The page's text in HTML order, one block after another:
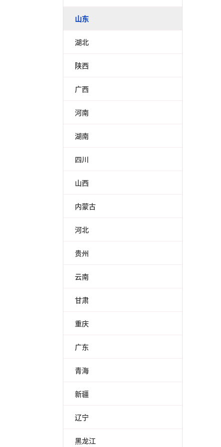
山东
湖北
陕西
广西
河南
湖南
四川
山西
内蒙古
河北
贵州
云南
甘肃
重庆
广东
青海
新疆
辽宁
黑龙江